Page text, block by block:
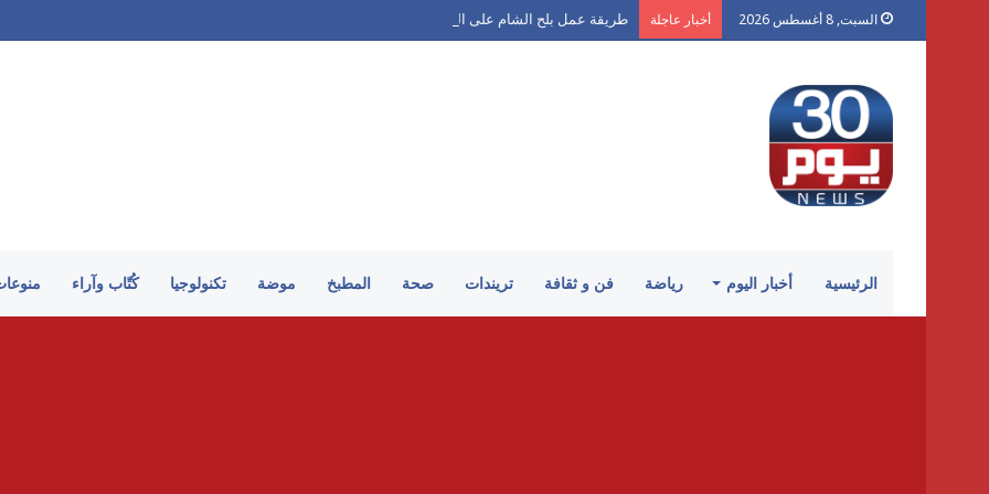
السبت, 8 أغسطس 2026 أخبار عاجلة طريقة عمل بلح الشام على الطريقة السورية
الرئيسية أخبار اليوم رياضة فن و ثقافة تريندات صحة المطبخ موضة تكنولوجيا كُتّاب وآراء